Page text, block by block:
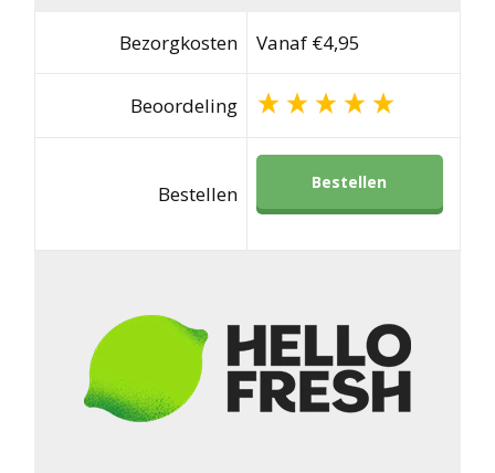
Bezorgkosten Vanaf €4,95
Beoordeling
Bestellen Bestellen